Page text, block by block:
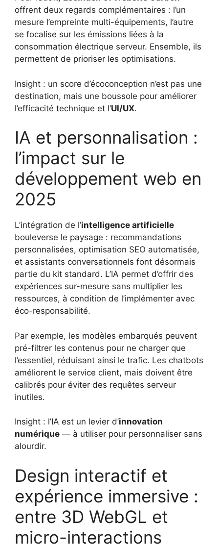
offrent deux regards complémentaires : l’un
mesure l’empreinte multi-équipements, l’autre
se focalise sur les émissions liées à la
consommation électrique serveur. Ensemble, ils
permettent de prioriser les optimisations.
Insight : un score d’écoconception n’est pas une
destination, mais une boussole pour améliorer
l’efficacité technique et l’UI/UX.
IA et personnalisation :
l’impact sur le
développement web en
2025
L’intégration de l’intelligence artificielle
bouleverse le paysage : recommandations
personnalisées, optimisation SEO automatisée,
et assistants conversationnels font désormais
partie du kit standard. L’IA permet d’offrir des
expériences sur-mesure sans multiplier les
ressources, à condition de l’implémenter avec
éco-responsabilité.
Par exemple, les modèles embarqués peuvent
pré-filtrer les contenus pour ne charger que
l’essentiel, réduisant ainsi le trafic. Les chatbots
améliorent le service client, mais doivent être
calibrés pour éviter des requêtes serveur
inutiles.
Insight : l’IA est un levier d’innovation
numérique — à utiliser pour personnaliser sans
alourdir.
Design interactif et
expérience immersive :
entre 3D WebGL et
micro-interactions